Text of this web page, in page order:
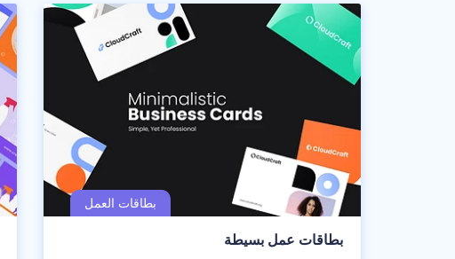
بطاقات عمل بسيطة